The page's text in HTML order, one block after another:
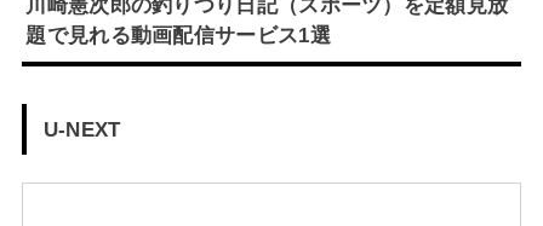
川崎憲次郎の釣りつり日記（スポーツ）を定額見放
題で見れる動画配信サービス1選
U-NEXT